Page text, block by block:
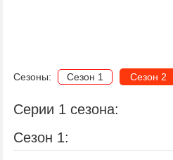
Сезоны: Сезон 1 Сезон 2
Серии 1 сезона:
Сезон 1: